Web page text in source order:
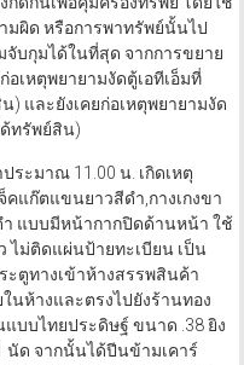
มผิด หรือการพาทรัพย์นั้นไป
จับกุมได้ในที่สุด จากการขยาย
เหตุพยายามงัดตู้เอทีเอ็มที่
และยังเคยก่อเหตุพยายามงัด
ด้ทรัพย์สิน)
ระมาณ 11.00 น. เกิดเหตุ
แก๊ตแขนยาวสีดำ,กางเกงขา
แบบมีหน้ากากปิดด้านหน้า ใช้
ไม่ติดแผ่นป้ายทะเบียน เป็น
ตูทางเข้าห้างสรรพสินค้า
นห้างและตรงไปยังร้านทอง
บบไทยประดิษฐ์ ขนาด .38 ยิง
นัด จากนั้นได้ปีนข้ามเคาร์